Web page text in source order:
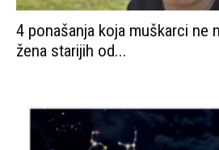
4 ponašanja koja muškarci ne
žena starijih od...